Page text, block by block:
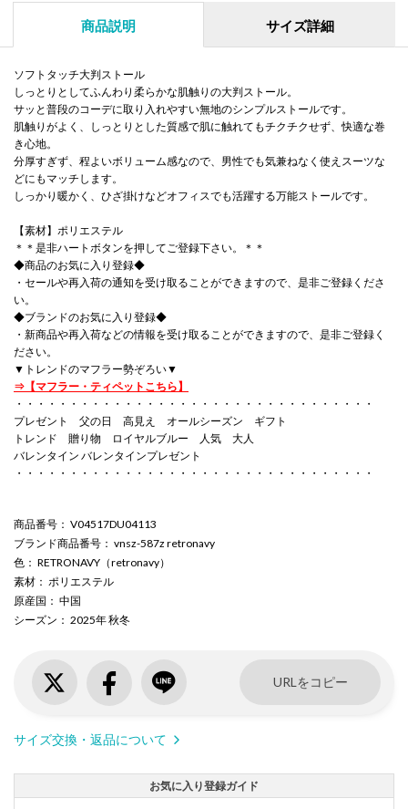
商品説明 サイズ詳細
ソフトタッチ大判ストール
しっとりとしてふんわり柔らかな肌触りの大判ストール。
サッと普段のコーデに取り入れやすい無地のシンプルストールです。
肌触りがよく、しっとりとした質感で肌に触れてもチクチクせず、快適な巻
き心地。
分厚すぎず、程よいボリューム感なので、男性でも気兼ねなく使えスーツな
どにもマッチします。
しっかり暖かく、ひざ掛けなどオフィスでも活躍する万能ストールです。
【素材】ポリエステル
＊＊是非ハートボタンを押してご登録下さい。＊＊
◆商品のお気に入り登録◆
・セールや再入荷の通知を受け取ることができますので、是非ご登録くださ
い。
◆ブランドのお気に入り登録◆
・新商品や再入荷などの情報を受け取ることができますので、是非ご登録く
ださい。
▼トレンドのマフラー勢ぞろい▼
⇒【マフラー・ティペットこちら】
・・・・・・・・・・・・・・・・・・・・・・・・・・・・・・・・・
プレゼント 父の日 高見え オールシーズン ギフト
トレンド 贈り物 ロイヤルブルー 人気 大人
バレンタイン バレンタインプレゼント
・・・・・・・・・・・・・・・・・・・・・・・・・・・・・・・・・
商品番号 ： V04517DU04113
ブランド商品番号 ： vnsz-587z retronavy
色 ： RETRONAVY（retronavy）
素材 ： ポリエステル
原産国 ： 中国
シーズン ： 2025年 秋冬
URLをコピー
サイズ交換・返品について
お気に入り登録ガイド